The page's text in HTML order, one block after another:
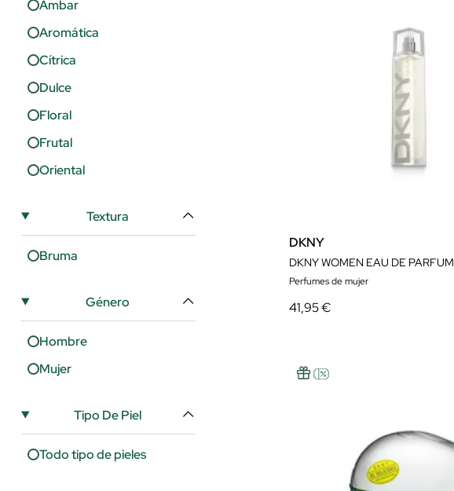
Ambar
Aromática
Cítrica
Dulce
Floral
Frutal
Oriental
Textura
Bruma
Género
Hombre
Mujer
Tipo De Piel
Todo tipo de pieles
DKNY
DKNY WOMEN EAU DE PARFUM
Perfumes de mujer
41,95 €